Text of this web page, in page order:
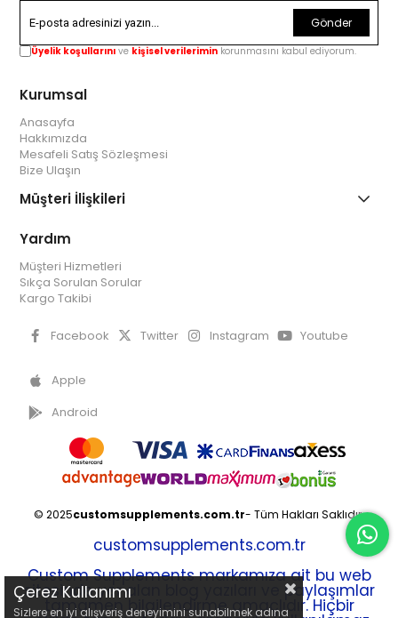
Gönder
Üyelik koşullarını ve kişisel verilerimin korunmasını kabul ediyorum.
Kurumsal
Anasayfa
Hakkımızda
Mesafeli Satış Sözleşmesi
Bize Ulaşın
Müşteri İlişkileri
Yardım
Müşteri Hizmetleri
Sıkça Sorulan Sorular
Kargo Takibi
Facebook Twitter Instagram Youtube
Apple
Android
© 2025customsupplements.com.tr- Tüm Hakları Saklıdır.
customsupplements.com.tr
Custom Supplements markamıza ait bu web
sitesinde yer alan blog yazıları ve paylaşımlar
tamamen bilgilendirme amaçlıdır. Hiçbir
Çerez Kullanımı
Sizlere en iyi alışveriş deneyimini sunabilmek adına